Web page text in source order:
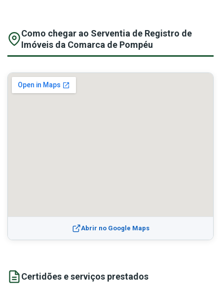
Como chegar ao Serventia de Registro de
Imóveis da Comarca de Pompéu
Abrir no Google Maps
Certidões e serviços prestados